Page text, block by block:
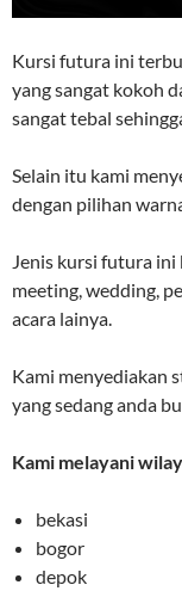
Kursi futura ini
yang sangat kokoh
sangat tebal
Selain itu kami
dengan pilihan
Jenis kursi futura
meeting, wedding,
acara lainya.
Kami menyediakan
yang sedang anda
Kami melayani
bekasi
bogor
depok